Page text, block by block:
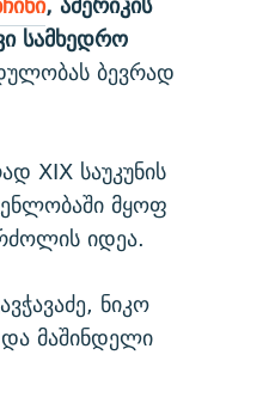
სამხედრო
ბევრად
XIX საუკუნის
მყოფ
იდეა.
ნიკო
მაშინდელი